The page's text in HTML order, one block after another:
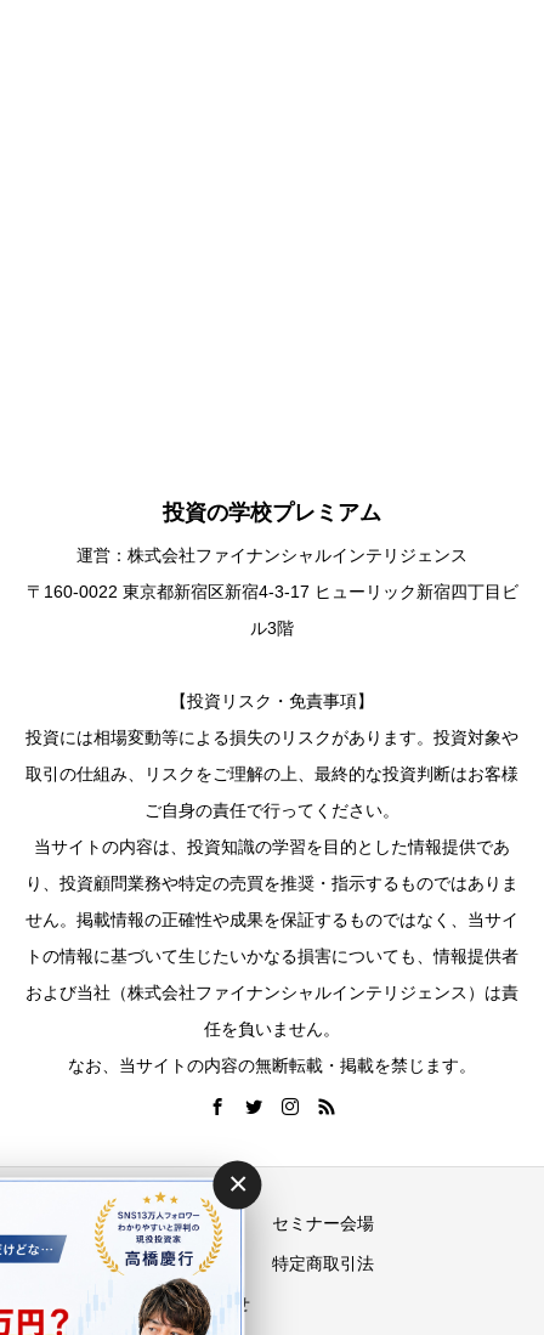
投資の学校プレミアム
運営：株式会社ファイナンシャルインテリジェンス
〒160-0022 東京都新宿区新宿4-3-17 ヒューリック新宿四丁目ビ
ル3階
【投資リスク・免責事項】
投資には相場変動等による損失のリスクがあります。投資対象や
取引の仕組み、リスクをご理解の上、最終的な投資判断はお客様
ご自身の責任で行ってください。
当サイトの内容は、投資知識の学習を目的とした情報提供であ
り、投資顧問業務や特定の売買を推奨・指示するものではありま
せん。掲載情報の正確性や成果を保証するものではなく、当サイ
トの情報に基づいて生じたいかなる損害についても、情報提供者
および当社（株式会社ファイナンシャルインテリジェンス）は責
任を負いません。
なお、当サイトの内容の無断転載・掲載を禁じます。
セミナー会場
プライバシーポリシー 特定商取引法
お問い合わせ
×